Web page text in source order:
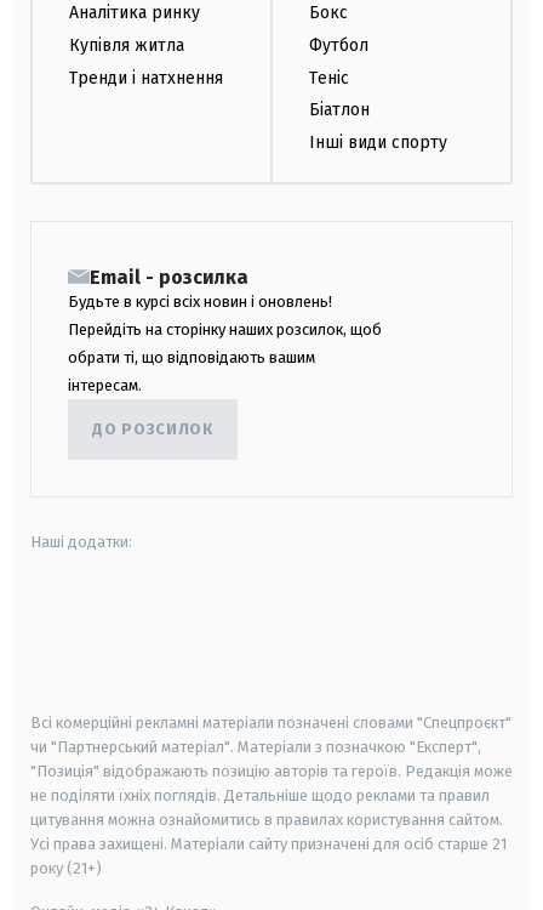
Аналітика ринку
Купівля житла
Тренди і натхнення
Бокс
Футбол
Теніс
Біатлон
Інші види спорту
Email - розсилка
Будьте в курсі всіх новин і оновлень!
Перейдіть на сторінку наших розсилок, щоб
обрати ті, що відповідають вашим
інтересам.
ДО РОЗСИЛОК
Наші додатки:
Всі комерційні рекламні матеріали позначені словами "Спецпроєкт"
чи "Партнерський матеріал". Матеріали з позначкою "Експерт",
"Позиція" відображають позицію авторів та героїв. Редакція може
не поділяти їхніх поглядів. Детальніше щодо реклами та правил
цитування можна ознайомитись в правилах користування сайтом.
Усі права захищені. Матеріали сайту призначені для осіб старше 21
року (21+)